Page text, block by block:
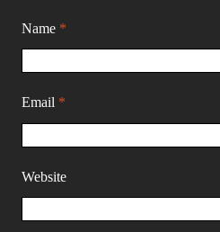
Name *
Email *
Website